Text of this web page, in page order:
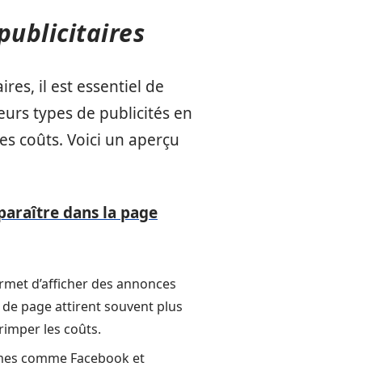
il est essentiel de
types de publicités en
coûts. Voici un aperçu
dans la page
d’afficher des annonces
page attirent souvent plus
les coûts.
comme Facebook et